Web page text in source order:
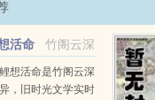
竹阁云深
活命
想活命是竹阁云深
，旧时光文学实时